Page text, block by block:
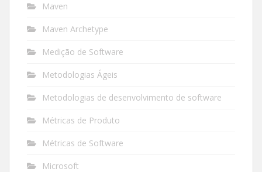
Maven
Maven Archetype
Medição de Software
Metodologias Ágeis
Metodologias de desenvolvimento de software
Métricas de Produto
Métricas de Software
Microsoft